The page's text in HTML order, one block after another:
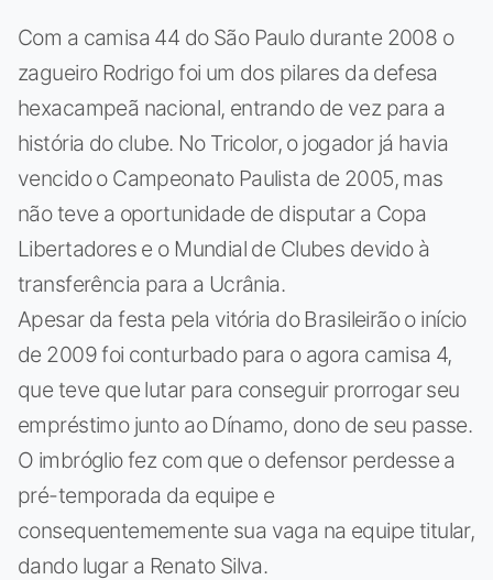
Com a camisa 44 do São Paulo durante 2008 o
zagueiro Rodrigo foi um dos pilares da defesa
hexacampeã nacional, entrando de vez para a
história do clube. No Tricolor, o jogador já havia
vencido o Campeonato Paulista de 2005, mas
não teve a oportunidade de disputar a Copa
Libertadores e o Mundial de Clubes devido à
transferência para a Ucrânia.
Apesar da festa pela vitória do Brasileirão o início
de 2009 foi conturbado para o agora camisa 4,
que teve que lutar para conseguir prorrogar seu
empréstimo junto ao Dínamo, dono de seu passe.
O imbróglio fez com que o defensor perdesse a
pré-temporada da equipe e
consequentememente sua vaga na equipe titular,
dando lugar a Renato Silva.